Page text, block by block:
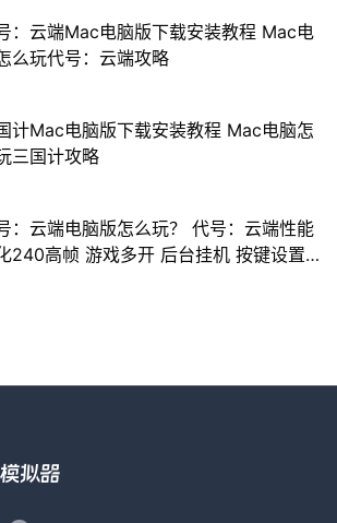
：云端Mac电脑版下载安装教程 Mac电
么玩代号：云端攻略
计Mac电脑版下载安装教程 Mac电脑怎
三国计攻略
：云端电脑版怎么玩？ 代号：云端性能
240高帧 游戏多开 后台挂机 按键设置